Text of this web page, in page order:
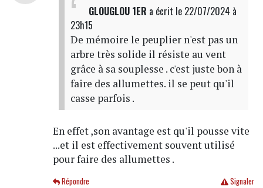
GLOUGLOU 1ER a écrit le 22/07/2024 à
23h15
De mémoire le peuplier n'est pas un
arbre très solide il résiste au vent
grâce à sa souplesse . c'est juste bon à
faire des allumettes. il se peut qu'il
casse parfois .
En effet ,son avantage est qu'il pousse vite
...et il est effectivement souvent utilisé
pour faire des allumettes .
Signaler
Répondre